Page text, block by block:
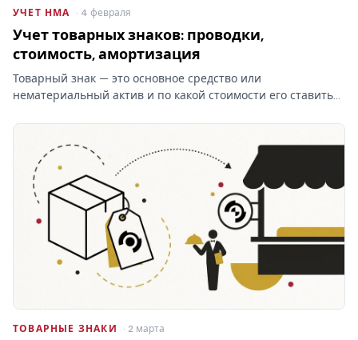
УЧЕТ НМА · 4 февраля
Учет товарных знаков: проводки,
стоимость, амортизация
Товарный знак — это основное средство или
нематериальный актив и по какой стоимости его ставить
при отказе Роспатента затраты на учёт товарных знаков
уходят…
ТОВАРНЫЕ ЗНАКИ · 2 марта